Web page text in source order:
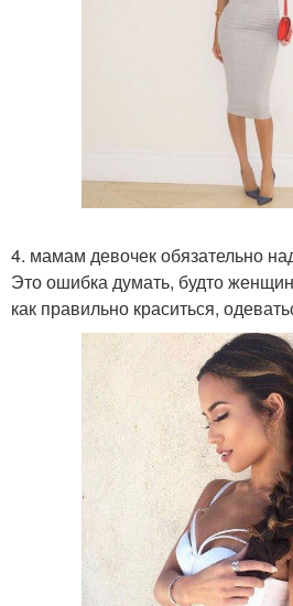
4. мамам девочек обязательно
Это ошибка думать, будто
как правильно краситься,